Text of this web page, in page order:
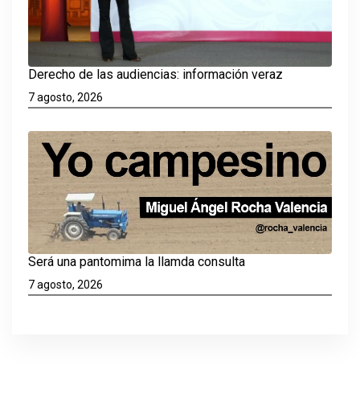
Derecho de las audiencias: información veraz
7 agosto, 2026
Será una pantomima la llamda consulta
7 agosto, 2026